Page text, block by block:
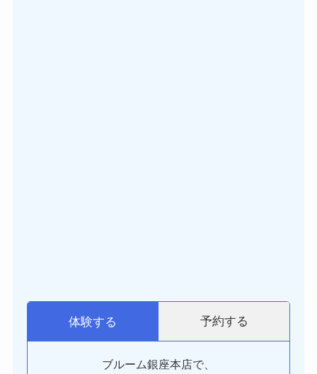
体験する 予約する
ブルーム銀座本店で、